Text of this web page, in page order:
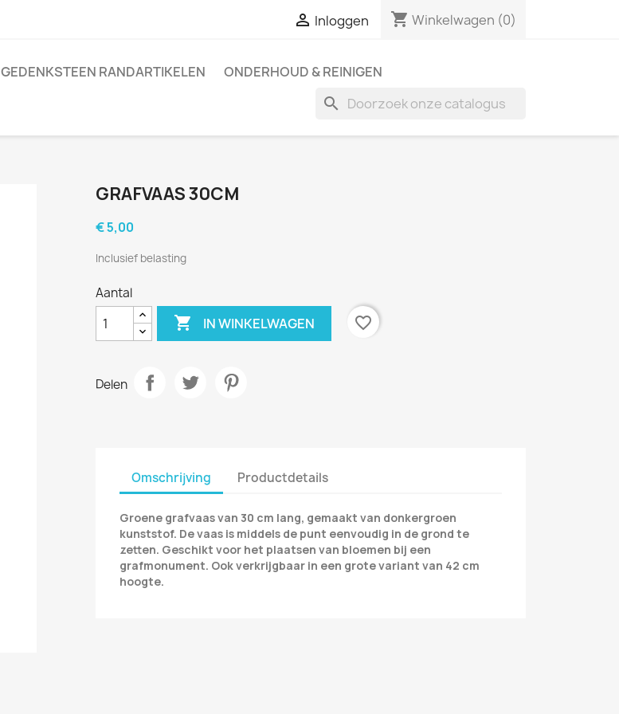
 Inloggen shopping_cart Winkelwagen (0)
GEDENKSTEEN RANDARTIKELEN ONDERHOUD & REINIGEN
search
GRAFVAAS 30CM
€ 5,00
Inclusief belasting
Aantal
 IN WINKELWAGEN favorite_border
Delen
Omschrijving Productdetails
Groene grafvaas van 30 cm lang, gemaakt van donkergroen
kunststof. De vaas is middels de punt eenvoudig in de grond te
zetten. Geschikt voor het plaatsen van bloemen bij een
grafmonument. Ook verkrijgbaar in een grote variant van 42 cm
hoogte.